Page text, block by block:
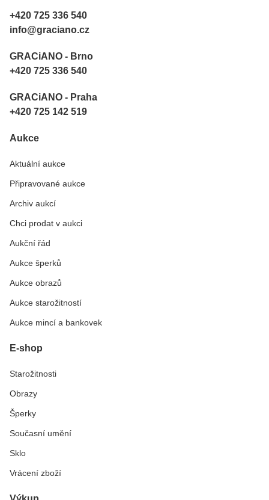
+420 725 336 540
info@graciano.cz
GRACiANO - Brno
+420 725 336 540
GRACiANO - Praha
+420 725 142 519
Aukce
Aktuální aukce
Připravované aukce
Archiv aukcí
Chci prodat v aukci
Aukční řád
Aukce šperků
Aukce obrazů
Aukce starožitností
Aukce mincí a bankovek
E-shop
Starožitnosti
Obrazy
Šperky
Současní umění
Sklo
Vrácení zboží